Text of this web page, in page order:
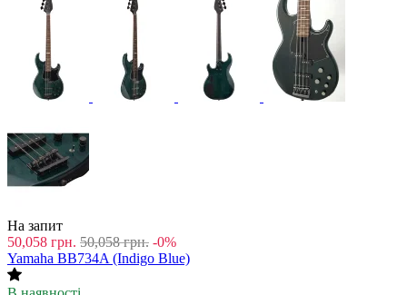
На запит
50,058 грн. 50,058 грн. -0%
Yamaha BB734A (Indigo Blue)